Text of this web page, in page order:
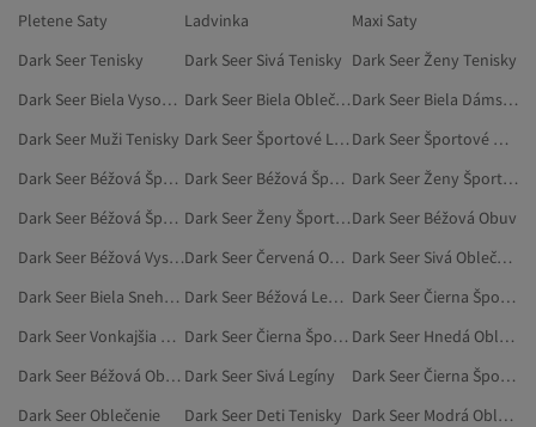
Pletene Saty
Ladvinka
Maxi Saty
Dark Seer Tenisky
Dark Seer Sivá Tenisky Dark Seer Ženy Tenisky
Dark Seer Biela Vysoká Obuv
Dark Seer Biela Oblečenie
Dark Seer Biela Dámske Body
Dark Seer Muži Tenisky
Dark Seer Športové Legíny
Dark Seer Športové Oblečenie
Dark Seer Béžová Športové Legíny
Dark Seer Béžová Športové Oblečenie
Dark Seer Ženy Športové Legíny
Dark Seer Béžová Šport A Príroda
Dark Seer Ženy Športové OblečenieDark Seer Béžová Obuv
Dark Seer Béžová Vysoká Obuv
Dark Seer Červená Obuv
Dark Seer Sivá Oblečenie
Dark Seer Biela Snehule
Dark Seer Béžová Legíny
Dark Seer Čierna Športové Oblečenie
Dark Seer Vonkajšia Obuv
Dark Seer Čierna Športové Legíny
Dark Seer Hnedá Oblečenie
Dark Seer Béžová Oblečenie Dark Seer Sivá Legíny
Dark Seer Čierna Šport A Príroda
Dark Seer Oblečenie
Dark Seer Deti Tenisky
Dark Seer Modrá Oblečenie